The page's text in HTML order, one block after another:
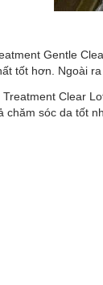
Gentle
tốt hơn. Ngoài
Clear
chăm sóc da tốt